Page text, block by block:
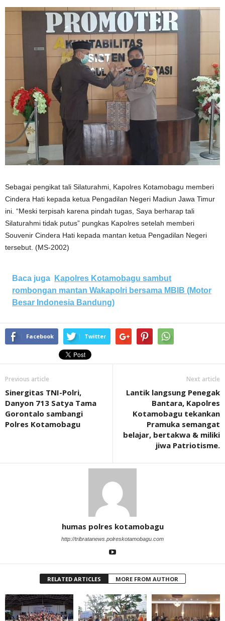
Sebagai pengikat tali Silaturahmi, Kapolres Kotamobagu memberi
Cindera Hati kepada ketua Pengadilan Negeri Madiun Jawa Timur
ini. “Meski terpisah karena pindah tugas, Saya berharap tali
Silaturahmi tidak putus” pungkas Kapolres setelah memberi
Souvenir Cindera Hati kepada mantan ketua Pengadilan Negeri
tersebut. (MS-2002)
Baca juga
Kapolres Kotamobagu sambut
rombongan mantan Wakapolri bersama MBIB (Motor
Besar Indonesia Bandung)
Facebook Twitter
Previous article
Sinergitas TNI-Polri,
Danyon 713 Satya Tama
Gorontalo sambangi
Polres Kotamobagu
Next article
Lantik langsung Penegak
Bantara, Kapolres
Kotamobagu tekankan
Pramuka semangat
belajar, bertakwa & miliki
jiwa Patriotisme.
humas polres kotamobagu
http://tribratanews.polreskotamobagu.com
RELATED ARTICLES MORE FROM AUTHOR